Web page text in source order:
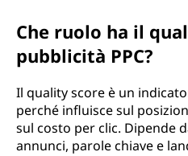
Che ruolo ha il
pubblicità PPC?
Il quality score è un
perché influisce sul
sul costo per clic. Dipende
annunci, parole chiave e